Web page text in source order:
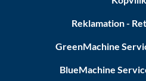
Reklamation -
GreenMachine
BlueMachine